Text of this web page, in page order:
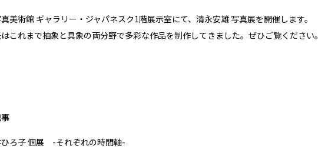
美術館 ギャラリー・ジャパネスク1階展示室にて、清永安雄 写真展を開催します。
これまで抽象と具象の両分野で多彩な作品を制作してきました。ぜひご覧ください。
ひろ子 個展 -それぞれの時間軸-